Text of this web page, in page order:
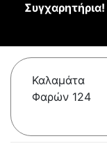
Συγχαρητήρια!
Καλαμάτα
Φαρών 124